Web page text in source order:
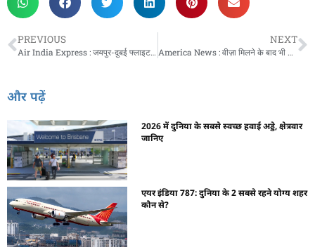
PREVIOUS
Air India Express : जयपुर-दुबई फ्लाइट 6 घंटे बाद भी उड़ान नहीं भर पाई, यात्रियों में भारी नाराज़गी
NEXT
America News : वीज़ा मिलने के बाद भी अमेरिकी निगरानी जारी, नियम तोड़ने पर वीज़ा होगा रद्द
और पढ़ें
2026 में दुनिया के सबसे स्वच्छ हवाई अड्डे, क्षेत्रवार
जानिए
एयर इंडिया 787: दुनिया के 2 सबसे रहने योग्य शहर
कौन से?